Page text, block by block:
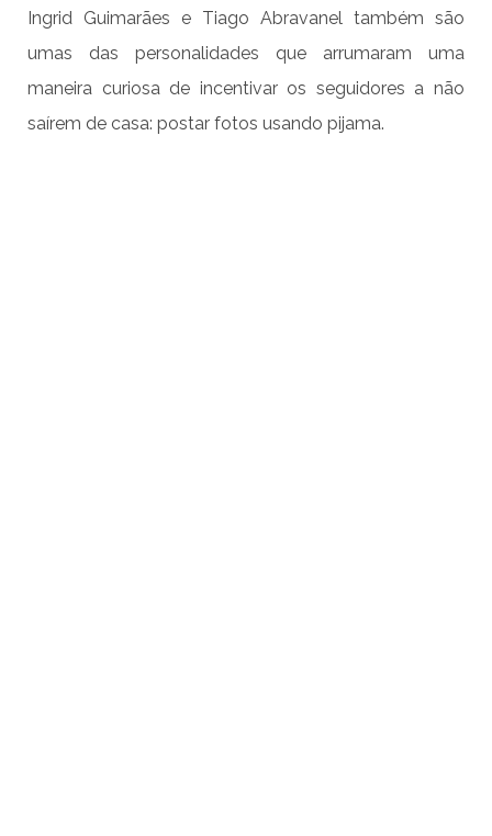
Ingrid Guimarães e Tiago Abravanel também são
umas das personalidades que arrumaram uma
maneira curiosa de incentivar os seguidores a não
saírem de casa: postar fotos usando pijama.